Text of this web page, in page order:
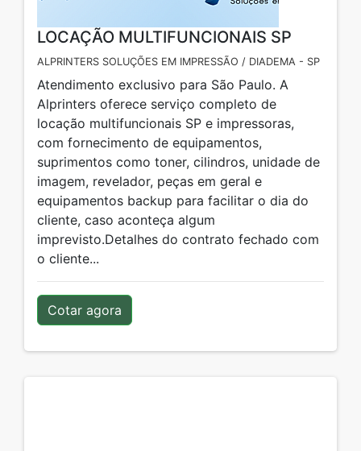
LOCAÇÃO MULTIFUNCIONAIS SP
ALPRINTERS SOLUÇÕES EM IMPRESSÃO / DIADEMA - SP
Atendimento exclusivo para São Paulo. A
Alprinters oferece serviço completo de
locação multifuncionais SP e impressoras,
com fornecimento de equipamentos,
suprimentos como toner, cilindros, unidade de
imagem, revelador, peças em geral e
equipamentos backup para facilitar o dia do
cliente, caso aconteça algum
imprevisto.Detalhes do contrato fechado com
o cliente...
Cotar agora